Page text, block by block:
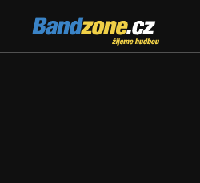
Bandzone.cz
žijeme hudbou